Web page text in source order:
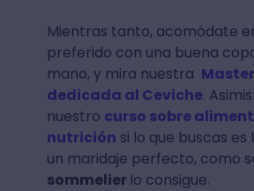
Mientras tanto, acomódate
preferido con una buena
mano, y mira nuestra
dedicada al Ceviche.
nuestro curso sobre
nutrición si lo que buscas es
un maridaje perfecto, como
sommelier lo consigue.